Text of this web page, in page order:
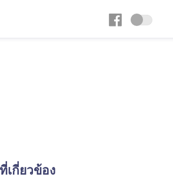
เกี่ยวข้อง